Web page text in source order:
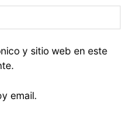
y sitio web en este
email.